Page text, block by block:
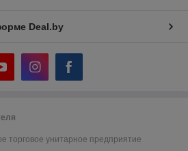
Deal.by
торговое унитарное предприятие